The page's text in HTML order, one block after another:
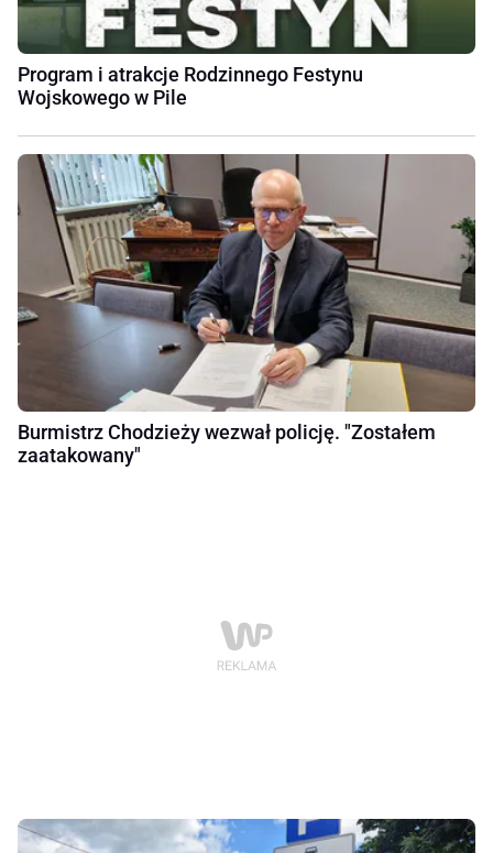
Program i atrakcje Rodzinnego Festynu
Wojskowego w Pile
Burmistrz Chodzieży wezwał policję. "Zostałem
zaatakowany"